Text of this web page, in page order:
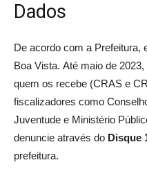
Dados
De acordo com a Prefeitura,
Boa Vista. Até maio de
quem os recebe (CRAS e
fiscalizadores como
Juventude e Ministério
denuncie através do Disque
prefeitura.